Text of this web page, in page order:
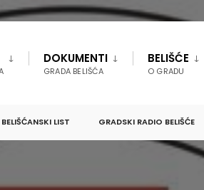
DOKUMENTI
GRADA BELIŠĆA
BELIŠĆE
O GRADU
BELIŠĆANSKI LIST GRADSKI RADIO BELIŠĆE